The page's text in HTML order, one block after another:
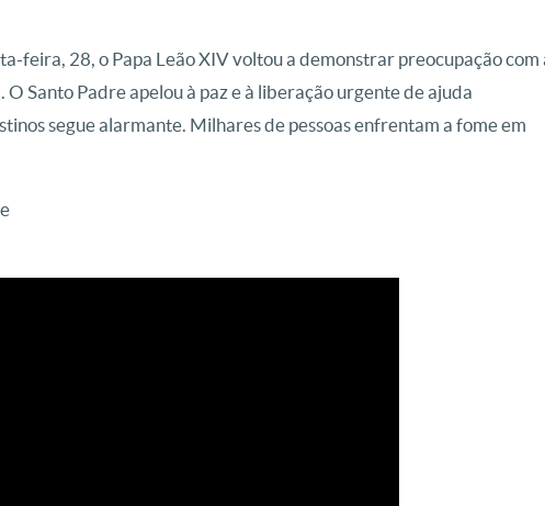
feira, 28, o Papa Leão XIV voltou a demonstrar preocupação com
Santo Padre apelou à paz e à liberação urgente de ajuda
segue alarmante. Milhares de pessoas enfrentam a fome em